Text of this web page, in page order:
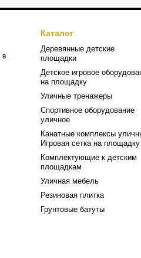
в
Каталог
Деревянные детские
площадки
Детское игровое
на площадку
Уличные тренажеры
Спортивное оборудование
уличное
Канатные комплексы
Игровая сетка на площадку
Комплектующие к детским
площадкам
Уличная мебель
Резиновая плитка
Грунтовые батуты